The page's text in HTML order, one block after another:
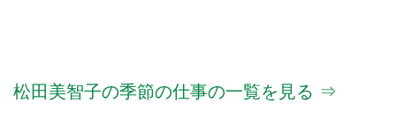
松田美智子の季節の仕事の一覧を見る ⇒